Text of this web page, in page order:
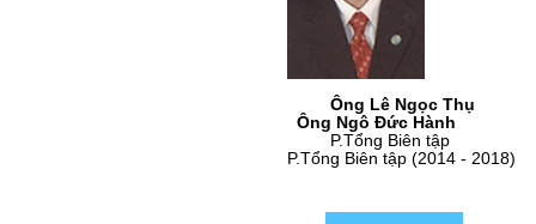
Ông Lê Ngọc Thụ
Ông Ngô Đức
P.Tổng Biên tập
P.Tổng Biên tập (2014 - 2018)